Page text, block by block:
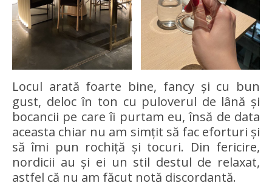
Locul arată foarte bine, fancy și cu bun
gust, deloc în ton cu puloverul de lână și
bocancii pe care îi purtam eu, însă de data
aceasta chiar nu am simțit să fac eforturi și
să îmi pun rochiță și tocuri. Din fericire,
nordicii au și ei un stil destul de relaxat,
astfel că nu am făcut notă discordantă.